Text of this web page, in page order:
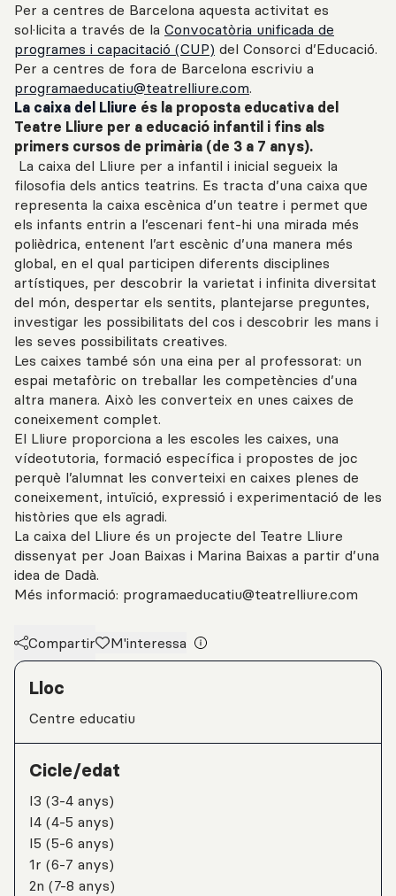
Per a centres de Barcelona aquesta activitat es
sol·licita a través de la Convocatòria unificada de
programes i capacitació (CUP) del Consorci d’Educació.
Per a centres de fora de Barcelona escriviu a
programaeducatiu@teatrelliure.com.
La caixa del Lliure és la proposta educativa del
Teatre Lliure per a educació infantil i fins als
primers cursos de primària (de 3 a 7 anys).
La caixa del Lliure per a infantil i inicial segueix la
filosofia dels antics teatrins. Es tracta d’una caixa que
representa la caixa escènica d’un teatre i permet que
els infants entrin a l’escenari fent-hi una mirada més
polièdrica, entenent l’art escènic d’una manera més
global, en el qual participen diferents disciplines
artístiques, per descobrir la varietat i infinita diversitat
del món, despertar els sentits, plantejarse preguntes,
investigar les possibilitats del cos i descobrir les mans i
les seves possibilitats creatives.
Les caixes també són una eina per al professorat: un
espai metafòric on treballar les competències d’una
altra manera. Això les converteix en unes caixes de
coneixement complet.
El Lliure proporciona a les escoles les caixes, una
vídeotutoria, formació específica i propostes de joc
perquè l’alumnat les converteixi en caixes plenes de
coneixement, intuïció, expressió i experimentació de les
històries que els agradi.
La caixa del Lliure és un projecte del Teatre Lliure
dissenyat per Joan Baixas i Marina Baixas a partir d’una
idea de Dadà.
Més informació: programaeducatiu@teatrelliure.com
Compartir
M'interessa
Detalls de l'activitat
Lloc
Centre educatiu
Cicle/edat
I3 (3-4 anys)
I4 (4-5 anys)
I5 (5-6 anys)
1r (6-7 anys)
2n (7-8 anys)